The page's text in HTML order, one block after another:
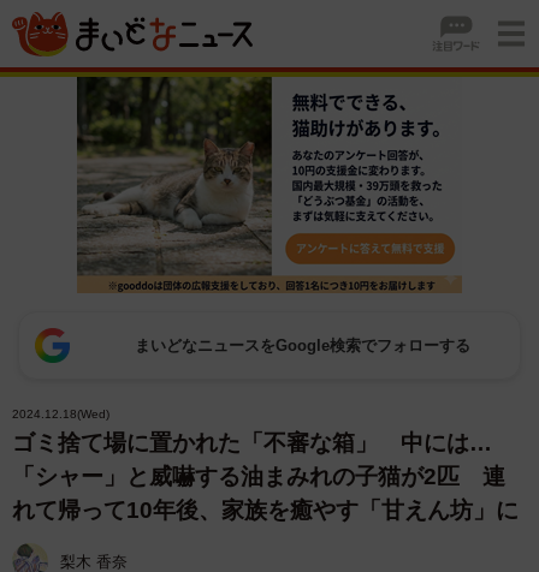
まいどなニュースをGoogle検索でフォローする
2024.12.18(Wed)
ゴミ捨て場に置かれた「不審な箱」 中には…
「シャー」と威嚇する油まみれの子猫が2匹 連
れて帰って10年後、家族を癒やす「甘えん坊」に
梨木 香奈